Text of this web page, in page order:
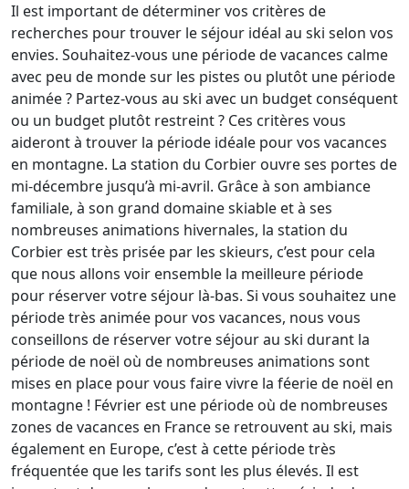
Il est important de déterminer vos critères de
recherches pour trouver le séjour idéal au ski selon vos
envies. Souhaitez-vous une période de vacances calme
avec peu de monde sur les pistes ou plutôt une période
animée ? Partez-vous au ski avec un budget conséquent
ou un budget plutôt restreint ? Ces critères vous
aideront à trouver la période idéale pour vos vacances
en montagne. La station du Corbier ouvre ses portes de
mi-décembre jusqu’à mi-avril. Grâce à son ambiance
familiale, à son grand domaine skiable et à ses
nombreuses animations hivernales, la station du
Corbier est très prisée par les skieurs, c’est pour cela
que nous allons voir ensemble la meilleure période
pour réserver votre séjour là-bas. Si vous souhaitez une
période très animée pour vos vacances, nous vous
conseillons de réserver votre séjour au ski durant la
période de noël où de nombreuses animations sont
mises en place pour vous faire vivre la féerie de noël en
montagne ! Février est une période où de nombreuses
zones de vacances en France se retrouvent au ski, mais
également en Europe, c’est à cette période très
fréquentée que les tarifs sont les plus élevés. Il est